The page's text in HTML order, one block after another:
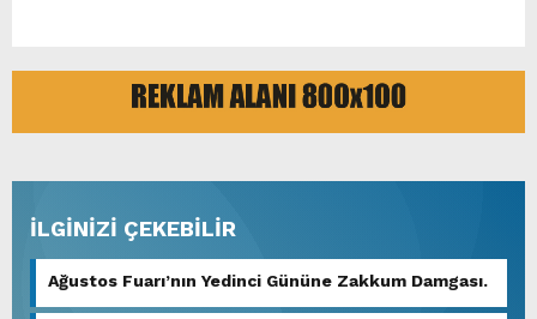
İLGİNİZİ ÇEKEBİLİR
Ağustos Fuarı’nın Yedinci Gününe Zakkum Damgası.